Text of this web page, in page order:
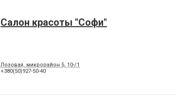
Салон красоты "Софи"
Лозовая, микрорайон 5, 10-/1
+380(50)927-50-40